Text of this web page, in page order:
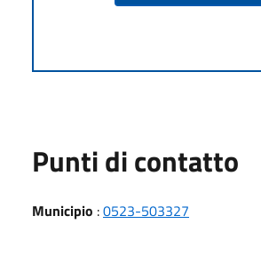
Punti di contatto
Municipio :0523-503327